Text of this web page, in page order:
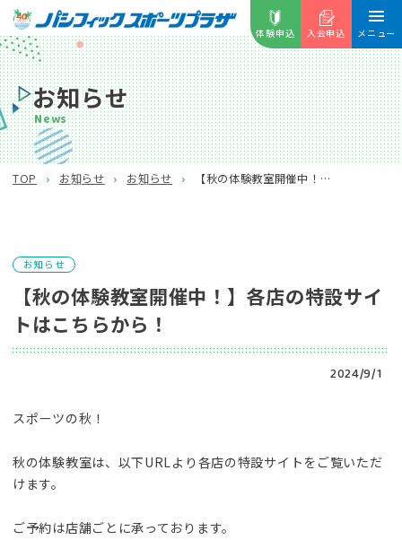
体験申込 入会申込 メニュー
お知らせ
News
TOP お知らせ お知らせ 【秋の体験教室開催中！】各店の特設サイトはこちらから！
お知らせ
【秋の体験教室開催中！】各店の特設サイ
トはこちらから！
2024/9/1
スポーツの秋！
秋の体験教室は、以下URLより各店の特設サイトをご覧いただ
けます。
ご予約は店舗ごとに承っております。